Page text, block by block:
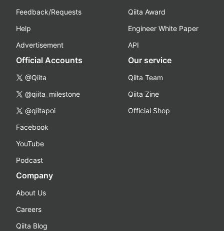
Feedback/Requests
Help
Advertisement
Qiita Award
Engineer White Paper
API
Official Accounts
@Qiita
@qiita_milestone
@qiitapoi
Facebook
YouTube
Podcast
Our service
Qiita Team
Qiita Zine
Official Shop
Company
About Us
Careers
Qiita Blog